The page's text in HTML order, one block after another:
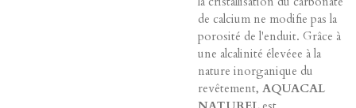
de calcium ne modifie pas la
porosité de l'enduit. Grâce à
une alcalinité élevéee à la
nature inorganique du
revêtement, AQUACAL